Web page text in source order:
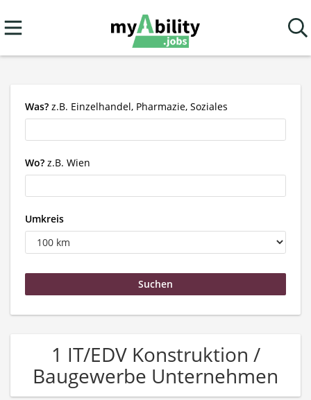
Was? z.B. Einzelhandel, Pharmazie, Soziales
Wo? z.B. Wien
Umkreis
1 IT/EDV Konstruktion /
Baugewerbe Unternehmen